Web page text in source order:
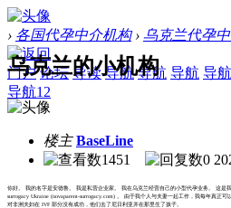
› 各国代孕中介机构 › 乌克兰代孕
门户 论坛 导读 导航 导航 导航 导航
导航12
乌克兰的小机构
楼主 BaseLine
1451
0
你好。 我的名字是安德鲁。 我是私营企业家。 我在乌克兰经营自己的小型代孕业务。 这是
surrogacy Ukraine (novaparent-surrogacy.com) 。 由于我个人与夫妻一起工作，我每年真正
对非洲夫妇在 IVF 部分没有成功，他们去了尼日利亚并在那里生了孩子。